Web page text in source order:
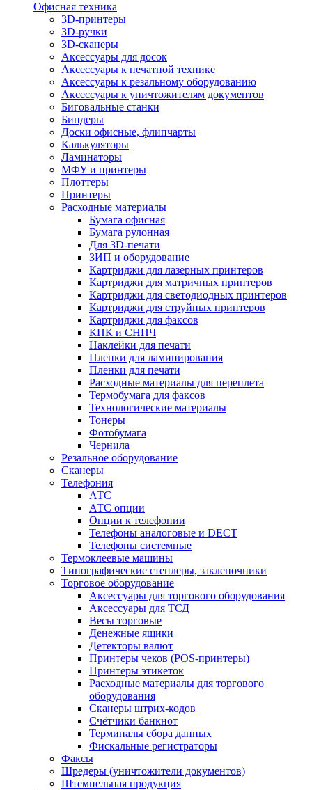
Офисная техника
3D-принтеры
3D-ручки
3D-сканеры
Аксессуары для досок
Аксессуары к печатной технике
Аксессуары к резальному оборудованию
Аксессуары к уничтожителям документов
Биговальные станки
Биндеры
Доски офисные, флипчарты
Калькуляторы
Ламинаторы
МФУ и принтеры
Плоттеры
Принтеры
Расходные материалы
Бумага офисная
Бумага рулонная
Для 3D-печати
ЗИП и оборудование
Картриджи для лазерных принтеров
Картриджи для матричных принтеров
Картриджи для светодиодных принтеров
Картриджи для струйных принтеров
Картриджи для факсов
КПК и СНПЧ
Наклейки для печати
Пленки для ламинирования
Пленки для печати
Расходные материалы для переплета
Термобумага для факсов
Технологические материалы
Тонеры
Фотобумага
Чернила
Резальное оборудование
Сканеры
Телефония
АТС
АТС опции
Опции к телефонии
Телефоны аналоговые и DECT
Телефоны системные
Термоклеевые машины
Типографические степлеры, заклепочники
Торговое оборудование
Аксессуары для торгового оборудования
Аксессуары для ТСД
Весы торговые
Денежные ящики
Детекторы валют
Принтеры чеков (POS-принтеры)
Принтеры этикеток
Расходные материалы для торгового
оборудования
Сканеры штрих-кодов
Счётчики банкнот
Терминалы сбора данных
Фискальные регистраторы
Факсы
Шредеры (уничтожители документов)
Штемпельная продукция